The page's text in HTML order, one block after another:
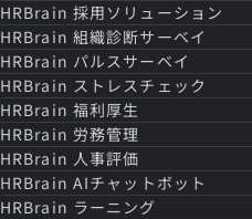
HRBrain 採用ソリューション
HRBrain 組織診断サーベイ
HRBrain パルスサーベイ
HRBrain ストレスチェック
HRBrain 福利厚生
HRBrain 労務管理
HRBrain 人事評価
HRBrain AIチャットボット
HRBrain ラーニング